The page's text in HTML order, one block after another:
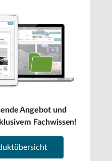
Angebot und
Fachwissen!